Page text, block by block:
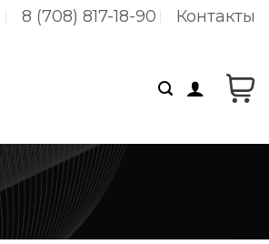
8 (708) 817-18-90 Контакты